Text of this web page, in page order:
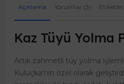
Açıklama Yorumlar (3) Etiketler:
Kaz Tüyü Yolma
Artık zahmetli tüy yolma
Kuluçka'nın özel olarak